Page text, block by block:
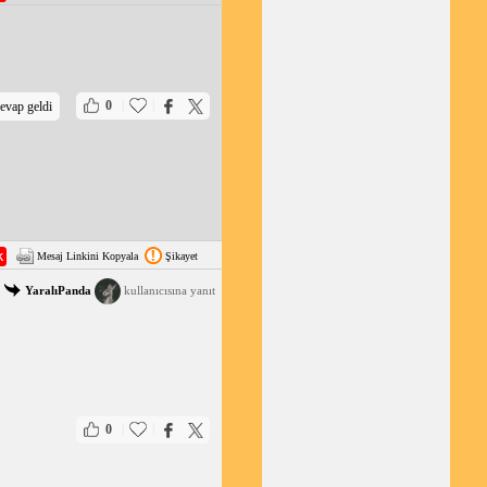
0
geldi
Mesaj Linkini Kopyala Şikayet
YaralıPanda kullanıcısına yanıt
0